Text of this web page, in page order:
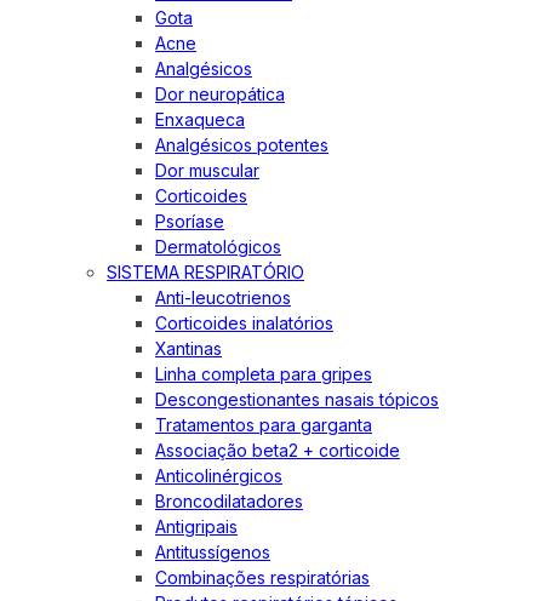
Gota
Acne
Analgésicos
Dor neuropática
Enxaqueca
Analgésicos potentes
Dor muscular
Corticoides
Psoríase
Dermatológicos
SISTEMA RESPIRATÓRIO
Anti-leucotrienos
Corticoides inalatórios
Xantinas
Linha completa para gripes
Descongestionantes nasais tópicos
Tratamentos para garganta
Associação beta2 + corticoide
Anticolinérgicos
Broncodilatadores
Antigripais
Antitussígenos
Combinações respiratórias